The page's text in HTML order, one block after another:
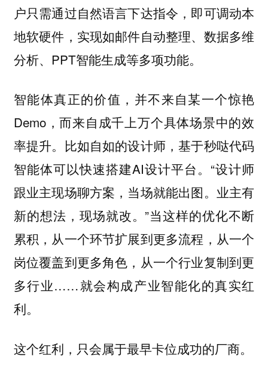
户只需通过自然语言下达指令，即可调动本
地软硬件，实现如邮件自动整理、数据多维
分析、PPT智能生成等多项功能。
智能体真正的价值，并不来自某一个惊艳
Demo，而来自成千上万个具体场景中的效
率提升。比如自如的设计师，基于秒哒代码
智能体可以快速搭建AI设计平台。“设计师
跟业主现场聊方案，当场就能出图。业主有
新的想法，现场就改。”当这样的优化不断
累积，从一个环节扩展到更多流程，从一个
岗位覆盖到更多角色，从一个行业复制到更
多行业……就会构成产业智能化的真实红
利。
这个红利，只会属于最早卡位成功的厂商。